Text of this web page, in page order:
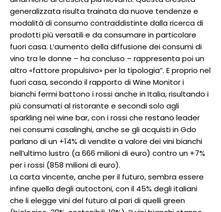
generalizzata risulta trainata da nuove tendenze e
modalità di consumo contraddistinte dalla ricerca di
prodotti più versatili e da consumare in particolare
fuori casa. L’aumento della diffusione dei consumi di
vino tra le donne – ha concluso – rappresenta poi un
altro «fattore propulsivo» per la tipologia”. E proprio nel
fuori casa, secondo il rapporto di Wine Monitor i
bianchi fermi battono i rossi anche in Italia, risultando i
più consumati al ristorante e secondi solo agli
sparkling nei wine bar, con i rossi che restano leader
nei consumi casalinghi, anche se gli acquisti in Gdo
parlano di un +14% di vendite a valore dei vini bianchi
nell’ultimo lustro (a 666 milioni di euro) contro un +7%
per i rossi (858 milioni di euro).
La carta vincente, anche per il futuro, sembra essere
infine quella degli autoctoni, con il 45% degli italiani
che li elegge vini del futuro al pari di quelli green